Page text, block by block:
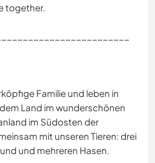
together.
Familie und leben in
Land im wunderschönen
im Südosten der
mit unseren Tieren: drei
und mehreren Hasen.